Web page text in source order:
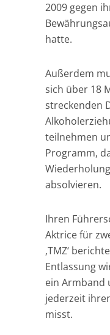
2009 gegen
hatte.
Außerdem
sich über 18
streckenden
teilnehmen
Programm,
absolvieren.
Ihren
Aktrice für
‚TMZ‘
Entlassung
ein Armband
jederzeit
misst.